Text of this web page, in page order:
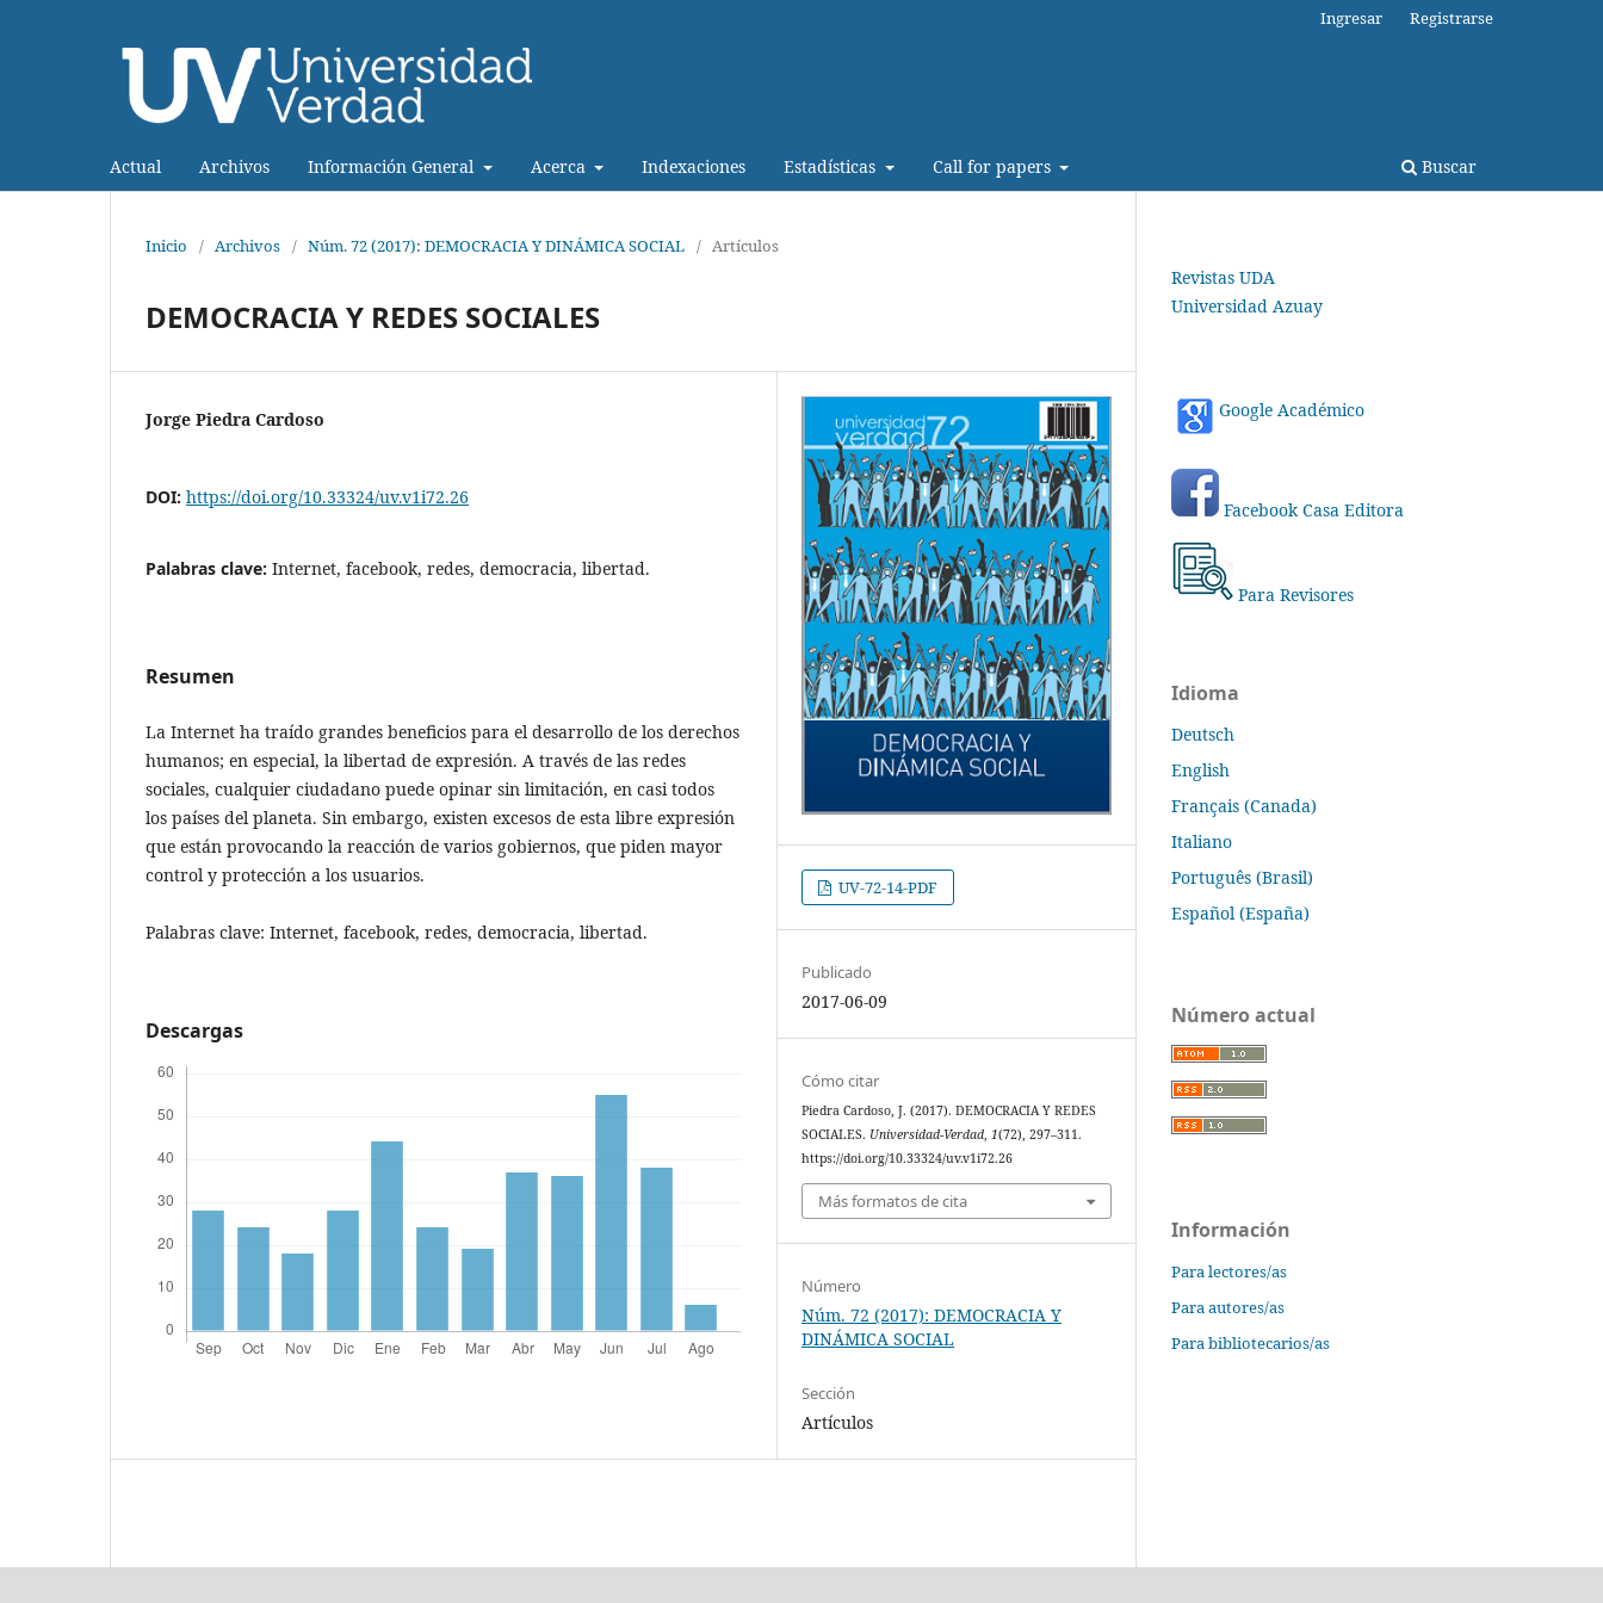
Actual Archivos Información General Acerca Indexaciones Estadísticas Call for papers Buscar
Ingresar Registrarse
Inicio / Archivos / Núm. 72 (2017): DEMOCRACIA Y DINÁMICA SOCIAL / Artículos
DEMOCRACIA Y REDES SOCIALES
Jorge Piedra Cardoso
DOI: https://doi.org/10.33324/uv.v1i72.26
Palabras clave: Internet, facebook, redes, democracia, libertad.
Resumen
La Internet ha traído grandes beneficios para el desarrollo de los derechos
humanos; en especial, la libertad de expresión. A través de las redes
sociales, cualquier ciudadano puede opinar sin limitación, en casi todos
los países del planeta. Sin embargo, existen excesos de esta libre expresión
que están provocando la reacción de varios gobiernos, que piden mayor
control y protección a los usuarios.
Palabras clave: Internet, facebook, redes, democracia, libertad.
Descargas
UV-72-14-PDF
Publicado
2017-06-09
Cómo citar
Piedra Cardoso, J. (2017). DEMOCRACIA Y REDES
SOCIALES. Universidad-Verdad,1(72), 297–311.
https://doi.org/10.33324/uv.v1i72.26
Más formatos de cita
Número
Núm. 72 (2017): DEMOCRACIA Y
DINÁMICA SOCIAL
Sección
Artículos
Revistas UDA
Universidad Azuay
Google Académico
Facebook Casa Editora
Para Revisores
Idioma
Deutsch
English
Français (Canada)
Italiano
Português (Brasil)
Español (España)
Número actual
Información
Para lectores/as
Para autores/as
Para bibliotecarios/as